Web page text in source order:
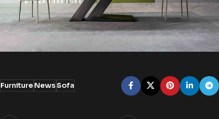
FurnitureNewsSofa